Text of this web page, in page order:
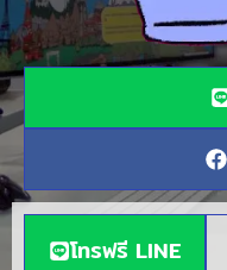
โทรฟรี LINE